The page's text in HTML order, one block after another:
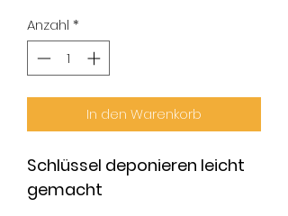
Anzahl *
In den Warenkorb
Schlüssel deponieren leicht
gemacht